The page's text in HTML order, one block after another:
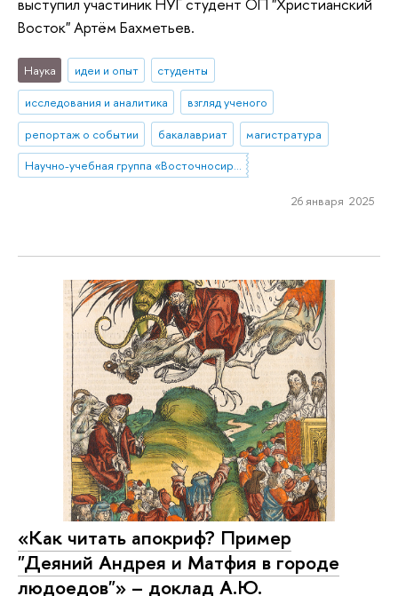
Восток" Артём Бахметьев.
Наука идеи и опыт
студенты
исследования и аналитика
взгляд ученого
репортаж о событии
бакалавриат
магистратура
Научно-учебная группа «Восточносирийская агиография»
26 января 2025
«Как читать апокриф? Пример
"Деяний Андрея и Матфия в городе
людоедов"» – доклад А.Ю.